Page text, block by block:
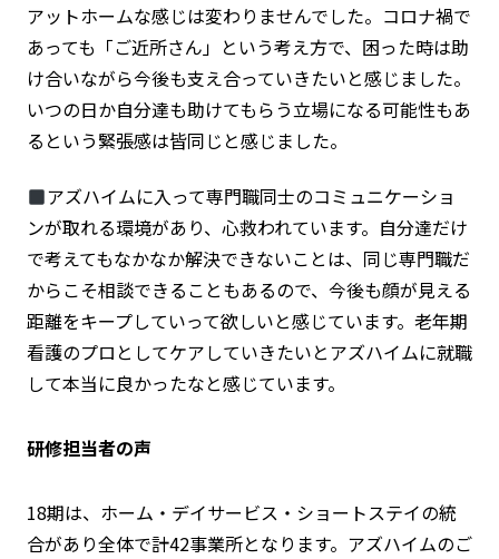
アットホームな感じは変わりませんでした。コロナ禍で
あっても「ご近所さん」という考え方で、困った時は助
け合いながら今後も支え合っていきたいと感じました。
いつの日か自分達も助けてもらう立場になる可能性もあ
るという緊張感は皆同じと感じました。
アズハイムに入って専門職同士のコミュニケーショ
ンが取れる環境があり、心救われています。自分達だけ
で考えてもなかなか解決できないことは、同じ専門職だ
からこそ相談できることもあるので、今後も顔が見える
距離をキープしていって欲しいと感じています。老年期
看護のプロとしてケアしていきたいとアズハイムに就職
して本当に良かったなと感じています。
研修担当者の声
18期は、ホーム・デイサービス・ショートステイの統
合があり全体で計42事業所となります。アズハイムのご